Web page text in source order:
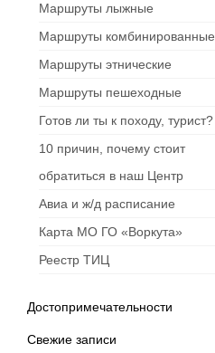
Маршруты лыжные
Маршруты комбинированные
Маршруты этнические
Маршруты пешеходные
Готов ли ты к походу, турист?
10 причин, почему стоит
обратиться в наш Центр
Авиа и ж/д расписание
Карта МО ГО «Воркута»
Реестр ТИЦ
Достопримечательности
Свежие записи